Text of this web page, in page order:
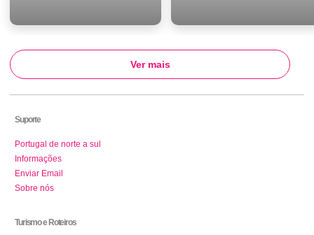
Ver mais
Suporte
Portugal de norte a sul
Informações
Enviar Email
Sobre nós
Turismo e Roteiros